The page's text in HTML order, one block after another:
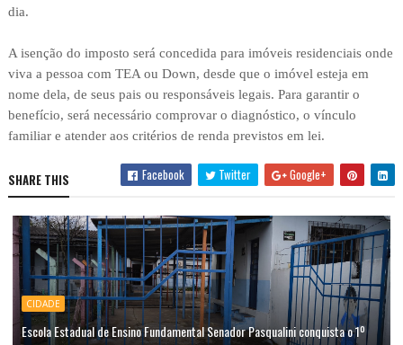
dia.
A isenção do imposto será concedida para imóveis residenciais onde
viva a pessoa com TEA ou Down, desde que o imóvel esteja em
nome dela, de seus pais ou responsáveis legais. Para garantir o
benefício, será necessário comprovar o diagnóstico, o vínculo
familiar e atender aos critérios de renda previstos em lei.
SHARE THIS Facebook Twitter Google+
CIDADE
Escola Estadual de Ensino Fundamental Senador Pasqualini conquista o 1º